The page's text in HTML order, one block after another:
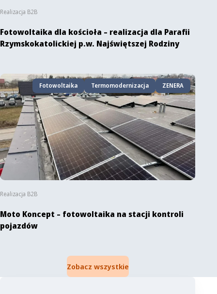
Realizacja B2B
Fotowoltaika dla kościoła – realizacja dla Parafii
Rzymskokatolickiej p.w. Najświętszej Rodziny
Fotowoltaika Termomodernizacja ZENERA
Realizacja B2B
Moto Koncept – fotowoltaika na stacji kontroli
pojazdów
Zobacz wszystkie